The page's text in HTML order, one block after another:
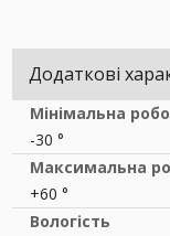
Додаткові
Мінімальна
-30 °
Максимальна
+60 °
Вологість